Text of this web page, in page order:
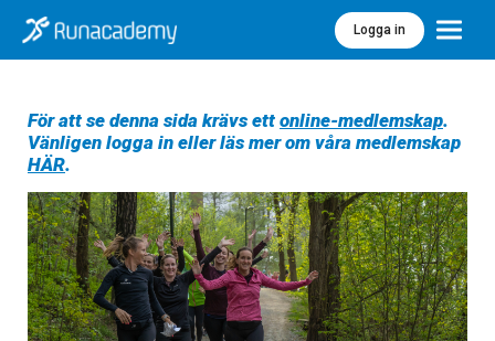
Logga in Meny
För att se denna sida krävs ett online-medlemskap.
Vänligen logga in eller läs mer om våra medlemskap
HÄR.